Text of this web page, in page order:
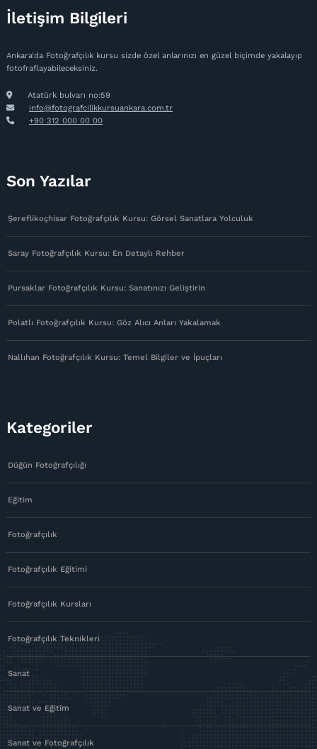
İletişim Bilgileri
Ankara'da Fotoğrafçılık kursu sizde özel anlarınızı en güzel biçimde yakalayıp
fotofraflayabileceksiniz.
Atatürk bulvarı no:59
info@fotografcilikkursuankara.com.tr
+90 312 000 00 00
Son Yazılar
Şereflikoçhisar Fotoğrafçılık Kursu: Görsel Sanatlara Yolculuk
Saray Fotoğrafçılık Kursu: En Detaylı Rehber
Pursaklar Fotoğrafçılık Kursu: Sanatınızı Geliştirin
Polatlı Fotoğrafçılık Kursu: Göz Alıcı Anları Yakalamak
Nallıhan Fotoğrafçılık Kursu: Temel Bilgiler ve İpuçları
Kategoriler
Düğün Fotoğrafçılığı
Eğitim
Fotoğrafçılık
Fotoğrafçılık Eğitimi
Fotoğrafçılık Kursları
Fotoğrafçılık Teknikleri
Sanat
Sanat ve Eğitim
Sanat ve Fotoğrafçılık